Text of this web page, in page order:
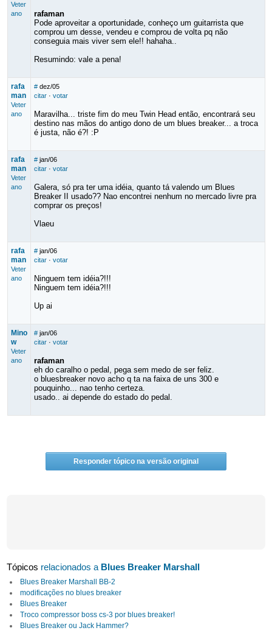
Veter
ano
rafaman
Pode aproveitar a oportunidade, conheço um guitarrista que
comprou um desse, vendeu e comprou de volta pq não
conseguia mais viver sem ele!! hahaha..
Resumindo: vale a pena!
rafa
man
Veter
ano
# dez/05
citar· votar
Maravilha... triste fim do meu Twin Head então, encontrará seu
destino nas mãos do antigo dono de um blues breaker... a troca
é justa, não é?! :P
rafa
man
Veter
ano
# jan/06
citar· votar
Galera, só pra ter uma idéia, quanto tá valendo um Blues
Breaker II usado?? Nao encontrei nenhum no mercado livre pra
comprar os preços!
Vlaeu
rafa
man
Veter
ano
# jan/06
citar· votar
Ninguem tem idéia?!!!
Ninguem tem idéia?!!!
Up ai
Mino
w
Veter
ano
# jan/06
citar· votar
rafaman
eh do caralho o pedal, pega sem medo de ser feliz.
o bluesbreaker novo acho q ta na faixa de uns 300 e
pouquinho... nao tenho certeza.
usado.. ai depende do estado do pedal.
Responder tópico na versão original
Tópicos relacionados a Blues Breaker Marshall
Blues Breaker Marshall BB-2
modificações no blues breaker
Blues Breaker
Troco compressor boss cs-3 por blues breaker!
Blues Breaker ou Jack Hammer?